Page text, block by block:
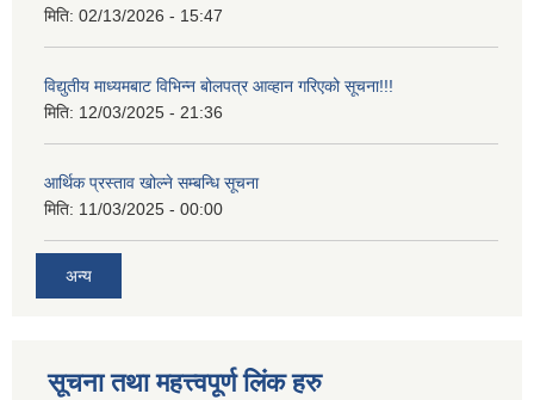
मिति: 02/13/2026 - 15:47
विद्युतीय माध्यमबाट विभिन्न बोलपत्र आव्हान गरिएको सूचना!!!
मिति: 12/03/2025 - 21:36
आर्थिक प्रस्ताव खोल्ने सम्बन्धि सूचना
मिति: 11/03/2025 - 00:00
अन्य
सूचना तथा महत्त्वपूर्ण लिंक हरु